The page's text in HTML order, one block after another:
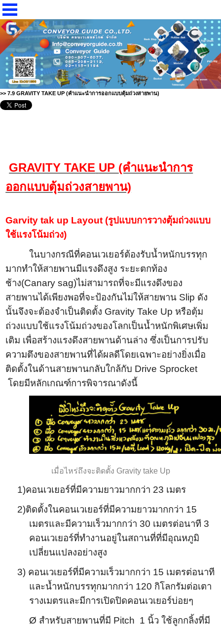
>> 7.9 GRAVITY TAKE UP (คำแนะนำการออกแบบตุ้มถ่วงสายพาน)
GRAVITY TAKE UP (คำแนะนำการ
ออกแบบตุ้มถ่วงสายพาน)
Garvity tak up Layout (รูปแบบการวางตุ้มถ่วงแบบ
ใช้แรงโน้มถ่วง)
ในบางกรณีที่คอนเวเยอร์ต้องรับน้ำหนักบรรทุก
มากทำให้สายพานมีแรงดึงสูง ระยะตกท้อง
ช้าง(Canary sag)ไม่สามารถที่จะมีแรงดึงของ
สายพานได้เพียงพอที่จะป้องกันไม่ให้สายพาน Slip ดัง
นั้นจึงจะต้องจำเป็นติดตั้ง Gravity Take Up หรือตุ้ม
ถ่วงแบบใช้แรงโน้มถ่วงของโลกเป็นน้ำหนักพิเศษเพิ่ม
เติม เพื่อสร้างแรงดึงสายพานด้านล่าง ซึ่งเป็นการปรับ
ความตึงของสายพานที่ได้ผลดีโดยเฉพาะอย่างยิ่งเมื่อ
ติดตั้งในด้านสายพานกลับใกล้กับ Drive Sprocket
โดยมีหลักเกณฑ์การพิจารณาดังนี้
เมื่อไหร่ถึงจะติดตั้ง Gravity take Up
1)คอนเวเยอร์ที่มีความยาวมากกว่า 23 เมตร
2)ติดตั้งในคอนเวเยอร์ที่มีความยาวมากกว่า 15
เมตรและมีความเร็วมากกว่า30 เมตรต่อนาที3
คอนเวเยอร์ที่ทำงานอยู่ในสถานที่ที่มีอุณหภูมิ
เปลี่ยนแปลงอย่างสูง
3) คอนเวเยอร์ที่มีความเร็วมากกว่า 15 เมตรต่อนาที
และน้ำหนักบรรทุกมากกว่า 120 กิโลกรัมต่อเตา
รางเมตรและมีการเปิดปิดคอนเวเยอร์บ่อยๆ
Ø สำหรับสายพานที่มี Pitch 1 นิ้ว ใช้ลูกกลิ้งที่มี